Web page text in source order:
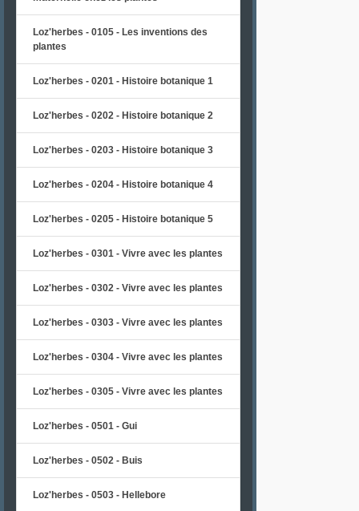
Loz'herbes - 0105 - Les inventions des
plantes
Loz'herbes - 0201 - Histoire botanique 1
Loz'herbes - 0202 - Histoire botanique 2
Loz'herbes - 0203 - Histoire botanique 3
Loz'herbes - 0204 - Histoire botanique 4
Loz'herbes - 0205 - Histoire botanique 5
Loz'herbes - 0301 - Vivre avec les plantes
Loz'herbes - 0302 - Vivre avec les plantes
Loz'herbes - 0303 - Vivre avec les plantes
Loz'herbes - 0304 - Vivre avec les plantes
Loz'herbes - 0305 - Vivre avec les plantes
Loz'herbes - 0501 - Gui
Loz'herbes - 0502 - Buis
Loz'herbes - 0503 - Hellebore